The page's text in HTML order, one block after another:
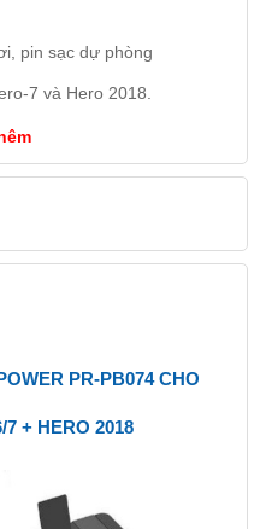
pin sạc dự phòng
7 và Hero 2018.
PR-PB074 CHO
7 + HERO 2018